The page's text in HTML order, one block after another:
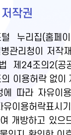
작권
털 누리집(홈페
관리청이 저작
제24조의2(공
이용허락 없이
따라 자유이
이용허락표시
개방하고 있으